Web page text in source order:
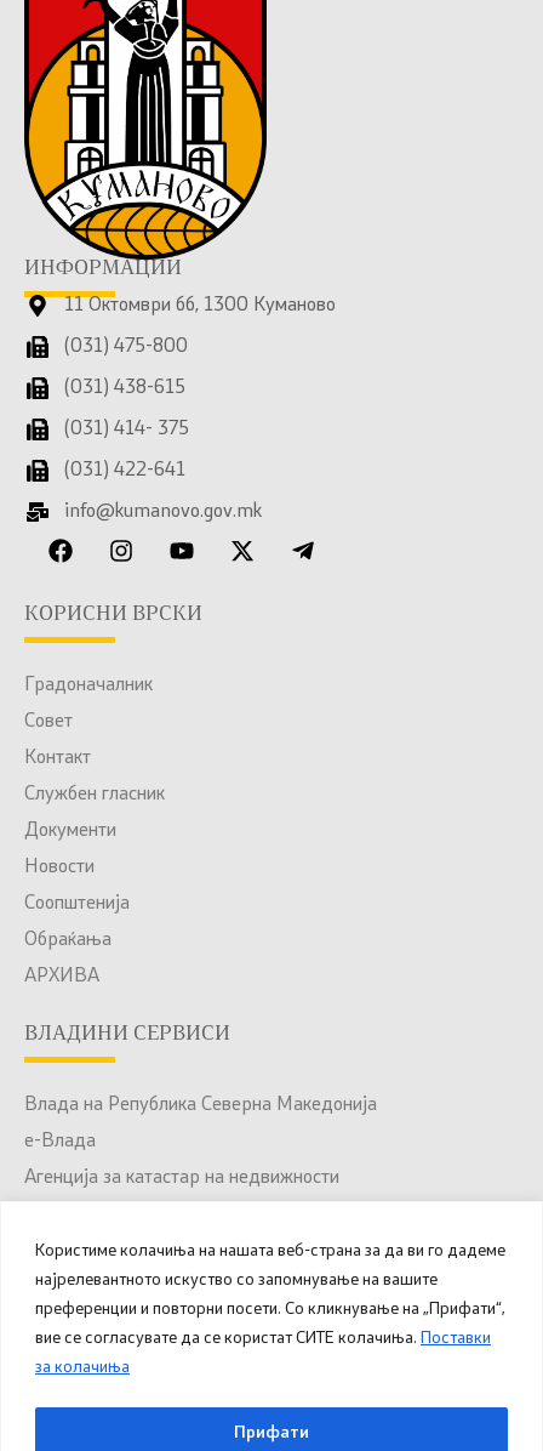
Користиме колачиња на нашата веб-страна за да ви го дадеме
најрелевантното искуство со запомнување на вашите
преференции и повторни посети. Со кликнување на „Прифати“,
вие се согласувате да се користат СИТЕ колачиња. Поставки
за колачиња
Прифати
ИНФОРМАЦИИ
11 Октомври бб, 1300 Куманово
(031) 475-800
(031) 438-615
(031) 414- 375
(031) 422-641
info@kumanovo.gov.mk
КОРИСНИ ВРСКИ
Градоначалник
Совет
Контакт
Службен гласник
Документи
Новости
Соопштенија
Обраќања
АРХИВА
ВЛАДИНИ СЕРВИСИ
Влада на Република Северна Македонија
е-Влада
Агенција за катастар на недвижности
Портал за отворени податоци
Национален Портал за е-Услуги
© 2025 – 2026 Општина Куманово. Сите права